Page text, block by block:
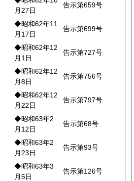
月27日
告示第659号
◆昭和62年11
月17日
告示第699号
◆昭和62年12
月1日
告示第727号
◆昭和62年12
月8日
告示第756号
◆昭和62年12
月22日
告示第797号
◆昭和63年2
月12日
告示第68号
◆昭和63年2
月23日
告示第93号
◆昭和63年3
月5日
告示第126号